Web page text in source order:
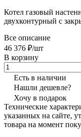
Котел газовый
двухконтурный с
Все описание
46 376 ₽/шт
В корзину
Есть в наличии
Нашли дешевле?
Хочу в подарок
Технические
указанных на сайте,
товара на момент